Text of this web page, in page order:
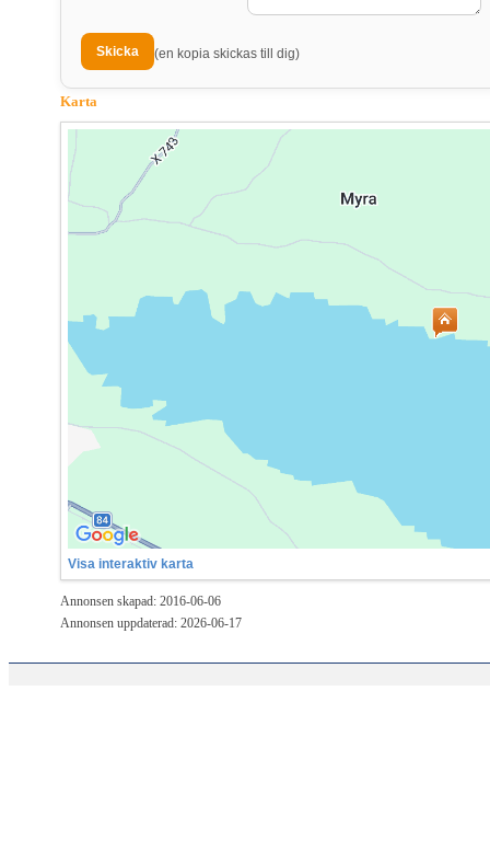
(en kopia skickas till dig)
Karta
Visa interaktiv karta
Annonsen skapad: 2016-06-06
Annonsen uppdaterad: 2026-06-17